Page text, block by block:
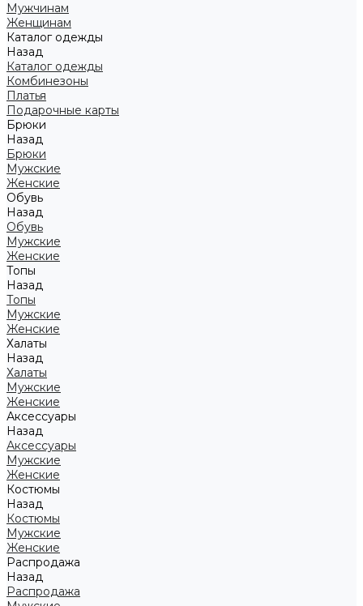
Мужчинам
Женщинам
Каталог одежды
Назад
Каталог одежды
Комбинезоны
Платья
Подарочные карты
Брюки
Назад
Брюки
Мужские
Женские
Обувь
Назад
Обувь
Мужские
Женские
Топы
Назад
Топы
Мужские
Женские
Халаты
Назад
Халаты
Мужские
Женские
Аксессуары
Назад
Аксессуары
Мужские
Женские
Костюмы
Назад
Костюмы
Мужские
Женские
Распродажа
Назад
Распродажа